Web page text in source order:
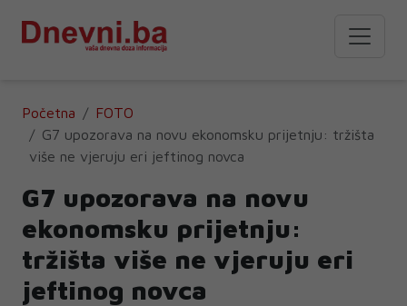
Početna
FOTO
G7 upozorava na novu ekonomsku prijetnju: tržišta
više ne vjeruju eri jeftinog novca
G7 upozorava na novu
ekonomsku prijetnju:
tržišta više ne vjeruju eri
jeftinog novca